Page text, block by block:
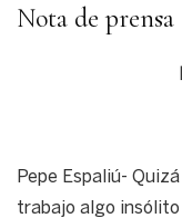
Nota de prensa
Pepe Espaliú-
trabajo algo insólito